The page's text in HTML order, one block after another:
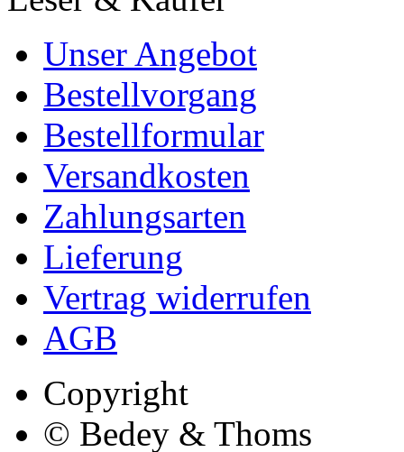
Unser Angebot
Bestellvorgang
Bestellformular
Versandkosten
Zahlungsarten
Lieferung
Vertrag widerrufen
AGB
Copyright
© Bedey & Thoms